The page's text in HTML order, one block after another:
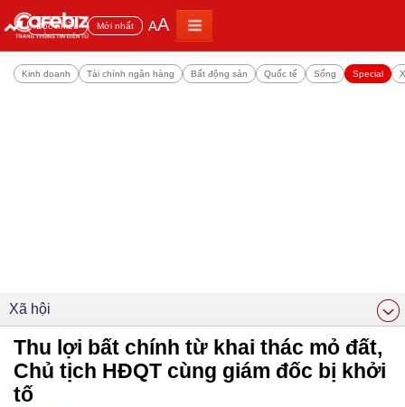
Đọc nhiều Mới nhất AA
Kinh doanh Tài chính ngân hàng Bất động sản Quốc tế Sống Special
Xã hội
Thu lợi bất chính từ khai thác mỏ đất,
Chủ tịch HĐQT cùng giám đốc bị khởi
tố